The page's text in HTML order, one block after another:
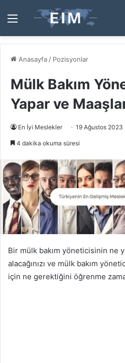
Menü
Anasayfa / Pozisyonlar
Mülk Bakım
Yapar ve
En İyi Meslekler 19 Ağustos 2023
4 dakika okuma süresi
Bir mülk bakım yöneticisinin ne
alacağınızı ve mülk bakım
için ne gerektiğini öğrenme